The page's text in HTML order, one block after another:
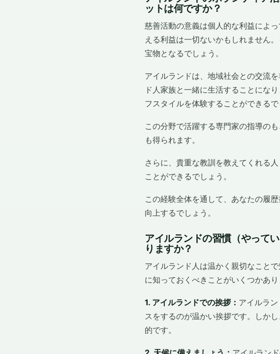
ットは何ですか？
慈善活動の意義は個人的な利益によ
える利益は一切ないかもしれません
宝物となるでしょう。
アイルランドは、地域社会との交流
ド人家族と一緒に生活することにな
フスタイルを体験することができるで
この分野で活躍する専門家の指導の
も得られます。
さらに、貴重な教訓を教えてくれる
ことができるでしょう。
この経験全体を通して、あなたの履
向上するでしょう。
アイルランドの習慣（やって
りますか？
アイルランド人は温かく親切なこと
に知っておくべきことがいくつかあり
1. アイルランドでの挨拶： アイルラ
スをするのが温かい挨拶です。しか
的です。